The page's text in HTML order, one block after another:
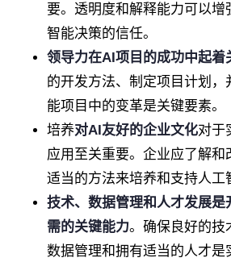
要。透明度和解释能力可以增
智能决策的信任。
领导力在AI项目的成功中起着
的开发方法、制定项目计划，
能项目中的变革是关键要素。
培养对AI友好的企业文化对于
应用至关重要。企业应了解和
适当的方法来培养和支持人工
技术、数据管理和人才发展是
需的关键能力。确保良好的技
数据管理和拥有适当的人才是